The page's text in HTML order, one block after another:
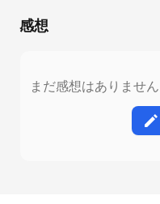
感想
まだ感想はありませ